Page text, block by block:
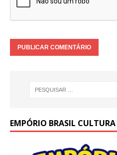
EMPÓRIO BRASIL CULTURA